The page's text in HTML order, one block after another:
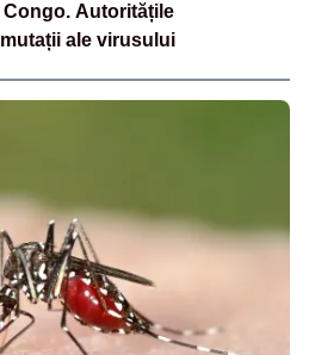
Congo. Autoritățile
ale virusului